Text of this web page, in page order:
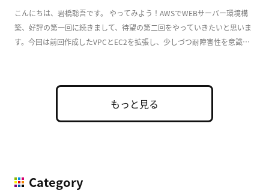
こんにちは、岩橋聡吾です。 やってみよう！AWSでWEBサーバー環境構
築、好評の第一回に続きまして、待望の第二回をやっていきたいと思いま
す。今回は前回作成したVPCとEC2を拡張し、少しづつ耐障害性を意識し
もっと見る
Category